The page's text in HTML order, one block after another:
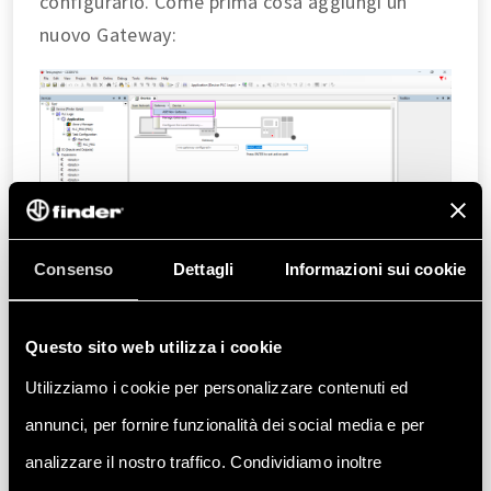
Consenso Dettagli Informazioni sui cookie
Questo sito web utilizza i cookie
Utilizziamo i cookie per personalizzare contenuti ed
annunci, per fornire funzionalità dei social media e per
analizzare il nostro traffico. Condividiamo inoltre
nuovo Gateway:
Assegna un nome al Gateway e selezione
TCP/IP come driver, poi conferma facendo
clic suOK: